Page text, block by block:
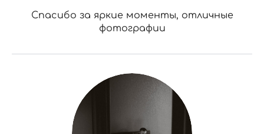
Спасибо за яркие моменты, отличные
фотографии